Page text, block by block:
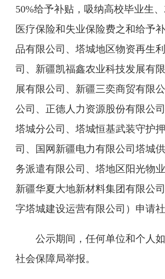
50%给予补贴，吸纳高校毕业生
医疗保险和失业保险费之和给予补
品有限公司、塔城地区物资再生
司、新疆凯福鑫农业科技发展有
展有限公司、新疆三奕商贸有限
公司、正德人力资源股份有限公
塔城分公司、塔城恒基武装守护
司、国网新疆电力有限公司塔城
务派遣有限公司、塔地区阳光物
新疆华夏大地新材料集团有限公
字塔城建设运营有限公司）申请
公示期间，任何单位和个人
社会保障局举报。